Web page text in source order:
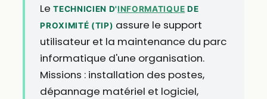
LeTECHNICIEN D'INFORMATIQUE DE
PROXIMITÉ (TIP) assure le support
utilisateur et la maintenance du parc
informatique d'une organisation.
Missions : installation des postes,
dépannage matériel et logiciel,